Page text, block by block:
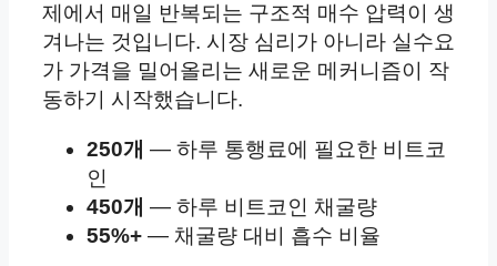
제에서 매일 반복되는 구조적 매수 압력이 생
겨나는 것입니다. 시장 심리가 아니라 실수요
가 가격을 밀어올리는 새로운 메커니즘이 작
동하기 시작했습니다.
250개 — 하루 통행료에 필요한 비트코
인
450개 — 하루 비트코인 채굴량
55%+ — 채굴량 대비 흡수 비율